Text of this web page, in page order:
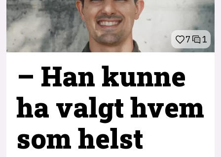
7 1
– Han kunne
ha valgt hvem
som helst